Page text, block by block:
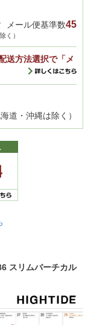
メール便基準数45
く）
送方法選択で「メ
道・沖縄は除く）
スリムバーチカル